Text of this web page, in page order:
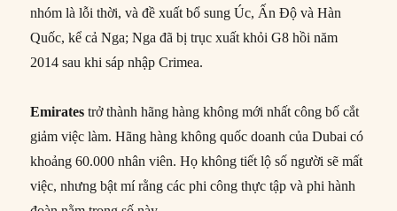
nhóm là lỗi thời, và đề xuất bổ sung Úc, Ấn Độ và Hàn
Quốc, kể cả Nga; Nga đã bị trục xuất khỏi G8 hồi năm
2014 sau khi sáp nhập Crimea.
Emirates trở thành hãng hàng không mới nhất công bố cắt
giảm việc làm. Hãng hàng không quốc doanh của Dubai có
khoảng 60.000 nhân viên. Họ không tiết lộ số người sẽ mất
việc, nhưng bật mí rằng các phi công thực tập và phi hành